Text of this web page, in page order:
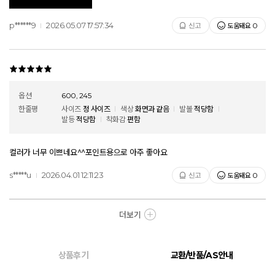
p******9 2026.05.07 17:57:34 신고 도움돼요 0
옵션
600, 245
한줄평
사이즈 정 사이즈 색상 화면과 같음 발볼 적당함
발등 적당함 착화감 편함
컬러가 너무 이쁘네요^^포인트용으로 아주 좋아요
s*****u 2026.04.01 12:11:23 신고 도움돼요 0
더보기
상품후기 교환/반품/AS안내